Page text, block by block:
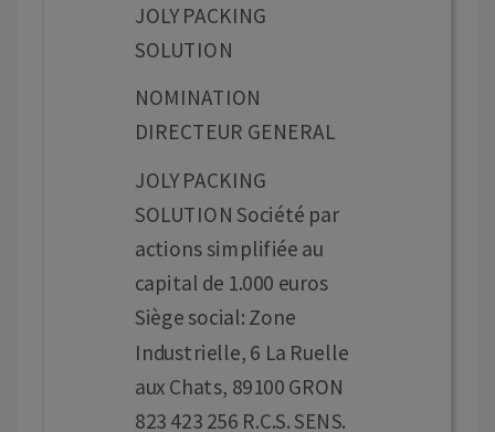
JOLY PACKING
SOLUTION
NOMINATION
DIRECTEUR GENERAL
JOLY PACKING
SOLUTION Société par
actions simplifiée au
capital de 1.000 euros
Siège social: Zone
Industrielle, 6 La Ruelle
aux Chats, 89100 GRON
823 423 256 R.C.S. SENS.